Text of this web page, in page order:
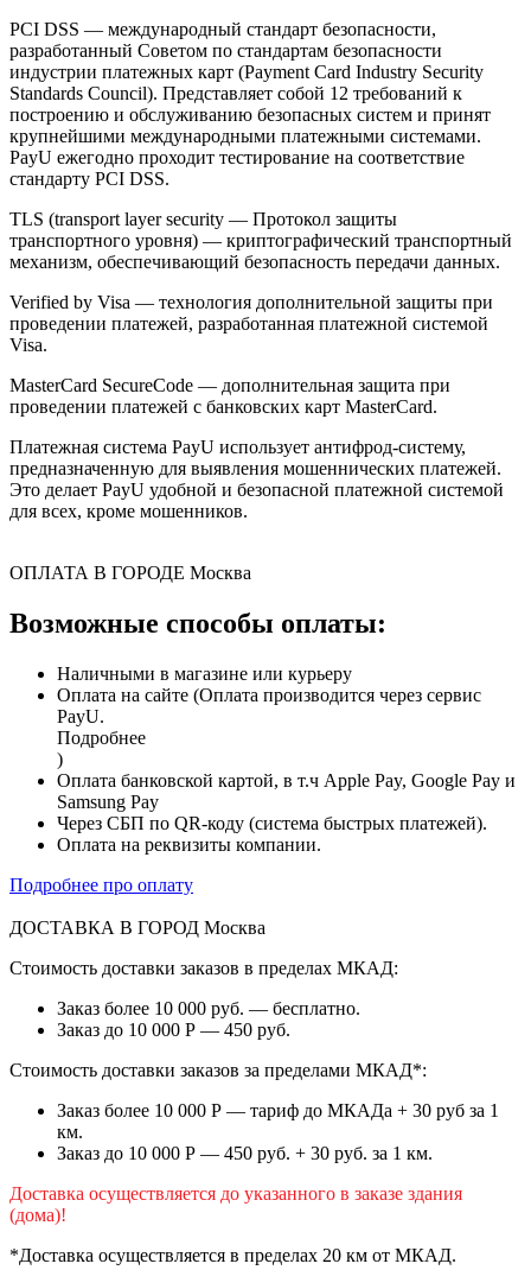
PCI DSS — международный стандарт безопасности,
разработанный Советом по стандартам безопасности
индустрии платежных карт (Payment Card Industry Security
Standards Council). Представляет собой 12 требований к
построению и обслуживанию безопасных систем и принят
крупнейшими международными платежными системами.
PayU ежегодно проходит тестирование на соответствие
стандарту PCI DSS.
TLS (transport layer security — Протокол защиты
транспортного уровня) — криптографический транспортный
механизм, обеспечивающий безопасность передачи данных.
Verified by Visa — технология дополнительной защиты при
проведении платежей, разработанная платежной системой
Visa.
MasterCard SecureCode — дополнительная защита при
проведении платежей с банковских карт MasterCard.
Платежная система PayU использует антифрод-систему,
предназначенную для выявления мошеннических платежей.
Это делает PayU удобной и безопасной платежной системой
для всех, кроме мошенников.
ОПЛАТА В ГОРОДЕ Москва
Возможные способы оплаты:
Наличными в магазине или курьеру
Оплата на сайте (Оплата производится через сервис
PayU.
Подробнее
)
Оплата банковской картой, в т.ч Apple Pay, Google Pay и
Samsung Pay
Через СБП по QR-коду (система быстрых платежей).
Оплата на реквизиты компании.
Подробнее про оплату
ДОСТАВКА В ГОРОД Москва
Стоимость доставки заказов в пределах МКАД:
Заказ более 10 000 руб. — бесплатно.
Заказ до 10 000 Р — 450 руб.
Стоимость доставки заказов за пределами МКАД*:
Заказ более 10 000 Р — тариф до МКАДа + 30 руб за 1
км.
Заказ до 10 000 Р — 450 руб. + 30 руб. за 1 км.
Доставка осуществляется до указанного в заказе здания
(дома)!
*Доставка осуществляется в пределах 20 км от МКАД.